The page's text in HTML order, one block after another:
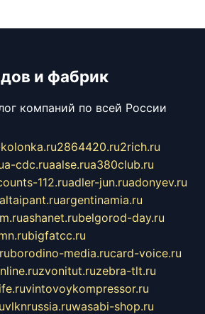
и фабрик
компаний по всей России
2864420.ru2rich.ru
a-cdc.ruaalse.rua380club.ru
112.ruadler-jun.ruadonyev.ru
altaipant.ruargentinamia.ru
ashanet.rubelgorod-day.ru
bigfatcc.ru
borodino-media.rucard-voice.ru
zvonitut.ruzebra-tlt.ru
vintovoykompressor.ru
vlknrussia.ruwasabi-shop.ru